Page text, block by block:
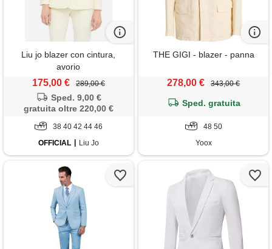
Liu jo blazer con cintura,
avorio
175,00 € 289,00 €
Sped. 9,00 €
gratuita oltre 220,00 €
38 40 42 44 46
OFFICIAL
Liu Jo
THE GIGI - blazer - panna
278,00 € 343,00 €
Sped. gratuita
48 50
Yoox